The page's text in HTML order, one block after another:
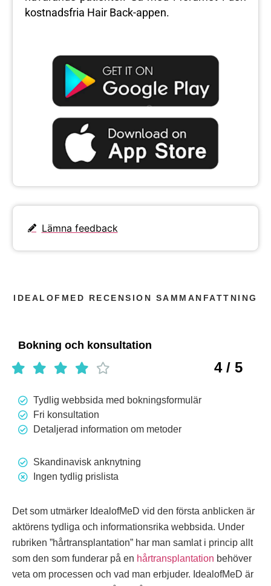
IDEALOFMED RECENSION SAMMANFATTNING
Bokning och konsultation
4 / 5
Tydlig webbsida med bokningsformulär
Fri konsultation
Detaljerad information om metoder
Skandinavisk anknytning
Ingen tydlig prislista
Det som utmärker IdealofMeD vid den första anblicken är
aktörens tydliga och informationsrika webbsida. Under
rubriken ”hårtransplantation” har man samlat i princip allt
som den som funderar på en hårtransplantation behöver
veta om processen och vad man erbjuder. IdealofMeD är
kostnadsfria Hair Back-appen.
Lämna feedback